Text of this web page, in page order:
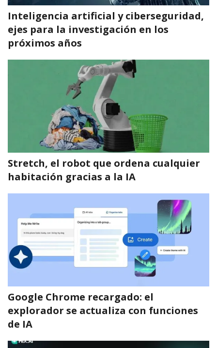
Inteligencia artificial y ciberseguridad,
ejes para la investigación en los
próximos años
Stretch, el robot que ordena cualquier
habitación gracias a la IA
Google Chrome recargado: el
explorador se actualiza con funciones
de IA